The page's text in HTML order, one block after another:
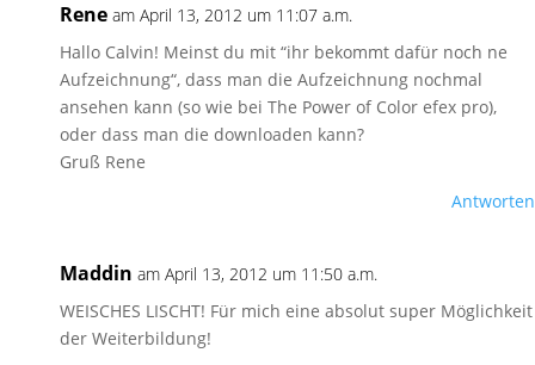
Rene am April 13, 2012 um 11:07 a.m.
Hallo Calvin! Meinst du mit “ihr bekommt dafür noch ne
Aufzeichnung“, dass man die Aufzeichnung nochmal
ansehen kann (so wie bei The Power of Color efex pro),
oder dass man die downloaden kann?
Gruß Rene
Antworten
Maddin am April 13, 2012 um 11:50 a.m.
WEISCHES LISCHT! Für mich eine absolut super Möglichkeit
der Weiterbildung!